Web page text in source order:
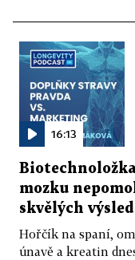
16:13
mozku
skvělých
Hořčík na spaní,
únavě a kreatin